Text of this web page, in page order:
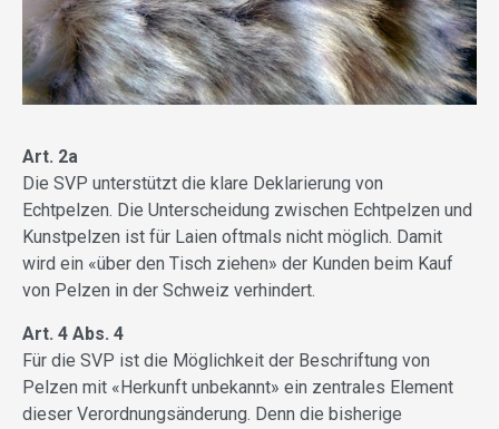
Art. 2a
Die SVP unterstützt die klare Deklarierung von
Echtpelzen. Die Unterscheidung zwischen Echtpelzen und
Kunstpelzen ist für Laien oftmals nicht möglich. Damit
wird ein «über den Tisch ziehen» der Kunden beim Kauf
von Pelzen in der Schweiz verhindert.
Art. 4 Abs. 4
Für die SVP ist die Möglichkeit der Beschriftung von
Pelzen mit «Herkunft unbekannt» ein zentrales Element
dieser Verordnungsänderung. Denn die bisherige